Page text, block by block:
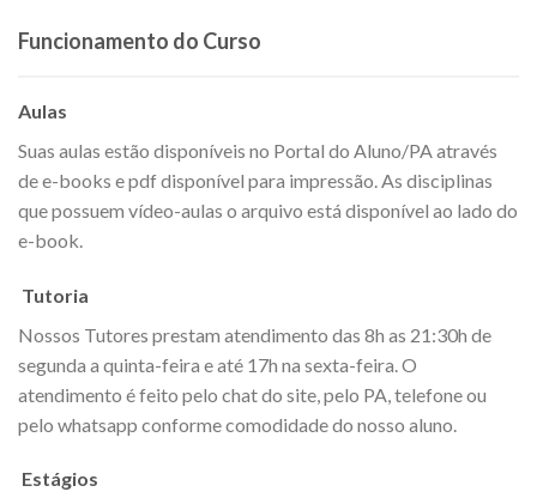
Funcionamento do Curso
Aulas
Suas aulas estão disponíveis no Portal do Aluno/PA através
de e-books e pdf disponível para impressão. As disciplinas
que possuem vídeo-aulas o arquivo está disponível ao lado do
e-book.
Tutoria
Nossos Tutores prestam atendimento das 8h as 21:30h de
segunda a quinta-feira e até 17h na sexta-feira. O
atendimento é feito pelo chat do site, pelo PA, telefone ou
pelo whatsapp conforme comodidade do nosso aluno.
Estágios